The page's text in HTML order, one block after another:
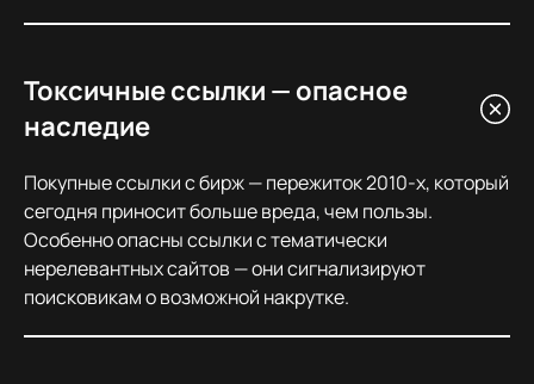
Токсичные ссылки — опасное
наследие
Покупные ссылки с бирж — пережиток 2010-х, который
сегодня приносит больше вреда, чем пользы.
Особенно опасны ссылки с тематически
нерелевантных сайтов — они сигнализируют
поисковикам о возможной накрутке.